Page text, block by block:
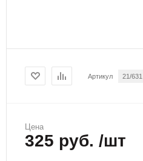
Артикул 21/631
Цена
325 руб. /шт